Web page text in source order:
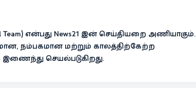
Team) என்பது News21 இன் செய்தியறை அணியாகும்.
நம்பகமான மற்றும் காலத்திற்கேற்ற
செயல்படுகிறது.